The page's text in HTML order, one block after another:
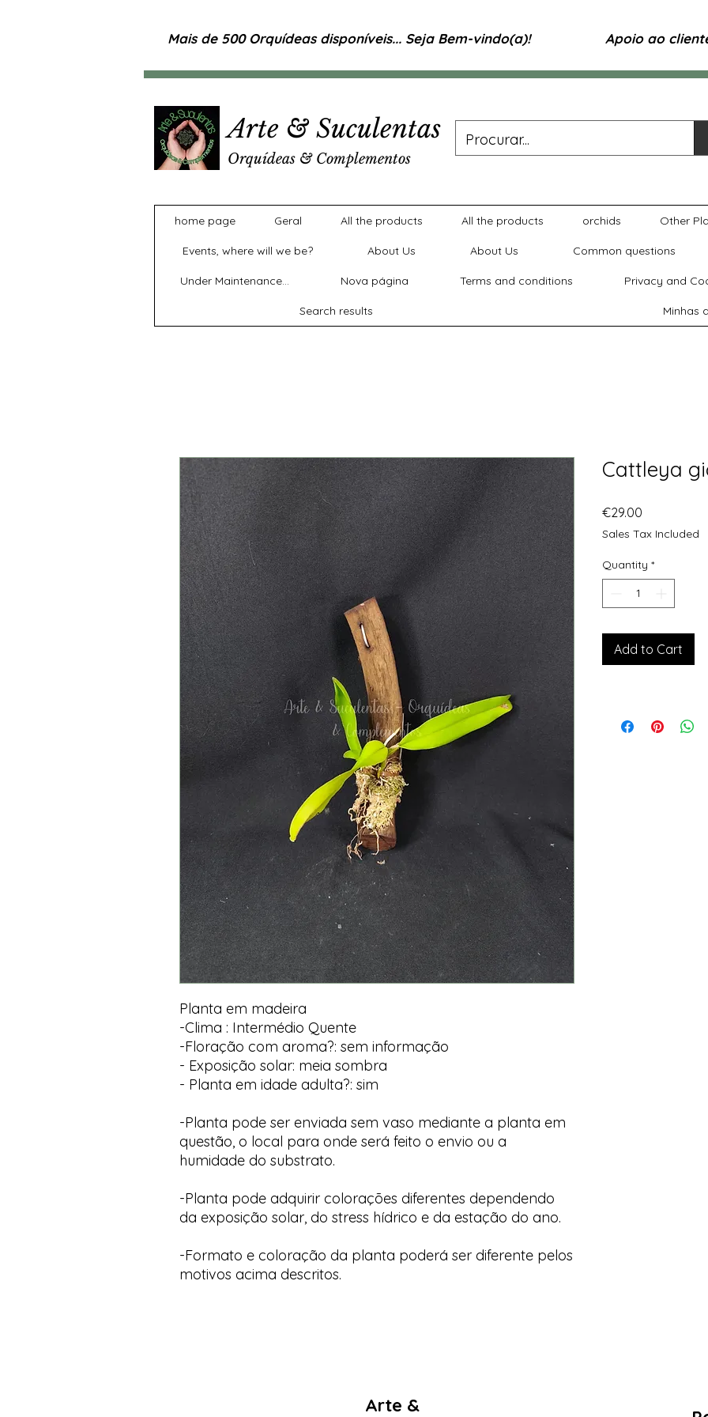
Mais de 500 Orquídeas disponíveis... Seja Bem-vindo(a)! Apoio ao
Arte & Suculentas
Orquídeas & Complementos
home page Geral All the products All the products orchids Other
Events, where will we be? About Us About Us Common questions
Under Maintenance... Nova página Terms and conditions Privacy and
Search results Minhas
Planta em madeira
-Clima : Intermédio Quente
-Floração com aroma?: sem informação
- Exposição solar: meia sombra
- Planta em idade adulta?: sim
-Planta pode ser enviada sem vaso mediante a planta em
questão, o local para onde será feito o envio ou a
humidade do substrato.
-Planta pode adquirir colorações diferentes dependendo
da exposição solar, do stress hídrico e da estação do ano.
-Formato e coloração da planta poderá ser diferente pelos
motivos acima descritos.
Cattleya
€29.00
Sales Tax Included
Quantity *
Add to Cart
Arte &